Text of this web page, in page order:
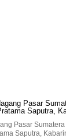
Pasar
Saputra,